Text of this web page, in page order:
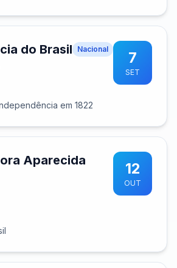
do Brasil Nacional
em 1822
7
SET
Aparecida 12
OUT